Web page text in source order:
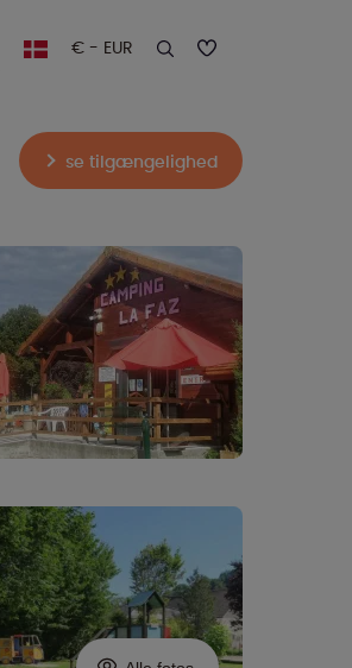
€ - EUR
se tilgængelighed